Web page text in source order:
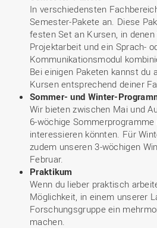
In verschiedensten
Semester-Pakete an. Diese
festen Set an Kursen, in denen
Projektarbeit und ein Sprach-
Kommunikationsmodul
Bei einigen Paketen kannst du
Kursen entsprechend deiner
Sommer- und Winter-
Wir bieten zwischen Mai und
6-wöchige
interessieren könnten. Für
zudem unseren 3-wöchigen
Februar.
Praktikum
Wenn du lieber praktisch
Möglichkeit, in einem unserer
Forschungsgruppe ein
machen.